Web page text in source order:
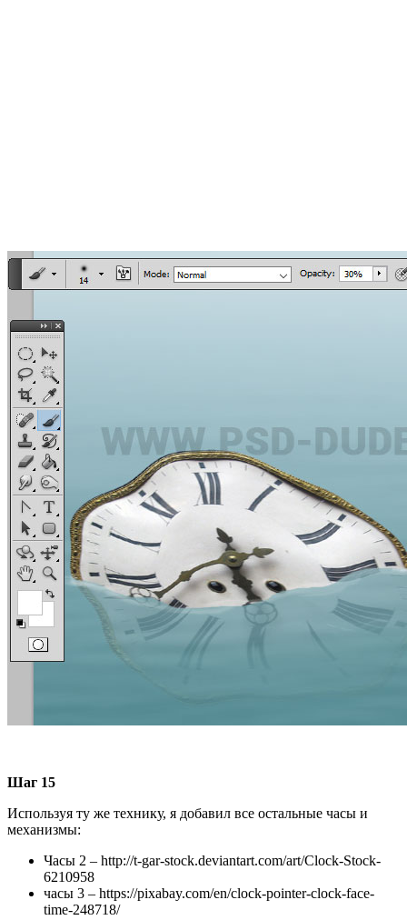
Шаг 15
Используя ту же технику, я добавил все остальные часы и
механизмы:
Часы 2 – http://t-gar-stock.deviantart.com/art/Clock-Stock-
6210958
часы 3 – https://pixabay.com/en/clock-pointer-clock-face-
time-248718/